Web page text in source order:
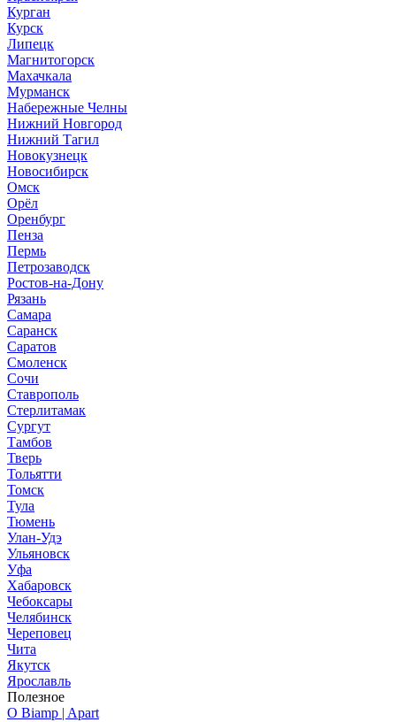
Курган
Курск
Липецк
Магнитогорск
Махачкала
Мурманск
Набережные Челны
Нижний Новгород
Нижний Тагил
Новокузнецк
Новосибирск
Омск
Орёл
Оренбург
Пенза
Пермь
Петрозаводск
Ростов-на-Дону
Рязань
Самара
Саранск
Саратов
Смоленск
Сочи
Ставрополь
Стерлитамак
Сургут
Тамбов
Тверь
Тольятти
Томск
Тула
Тюмень
Улан-Удэ
Ульяновск
Уфа
Хабаровск
Чебоксары
Челябинск
Череповец
Чита
Якутск
Ярославль
Полезное
О Biamp | Apart